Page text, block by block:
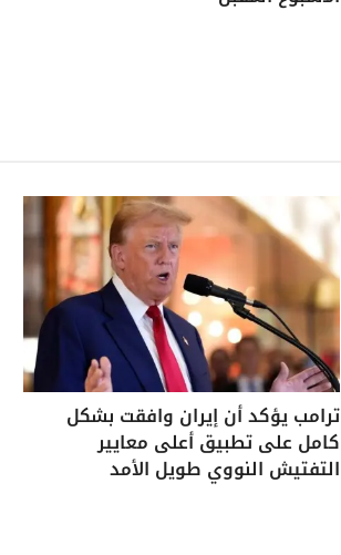
ترامب يؤكد أن إيران وافقت بشكل
كامل على تطبيق أعلى معايير
التفتيش النووي طويل الأمد